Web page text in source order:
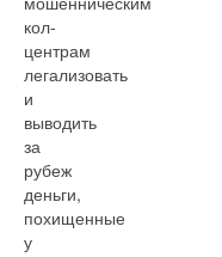
кол-
центрам
легализовать
и
выводить
за
рубеж
деньги,
похищенные
у